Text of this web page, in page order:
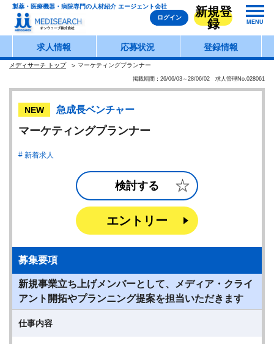
製薬・医療機器・病院専門の人材紹介 エージェント会社
ログイン
新規登
録
MENU
求人情報 応募状況 登録情報
メディサーチ トップ マーケティングプランナー
掲載期間：26/06/03～28/06/02 求人管理No.028061
NEW 急成長ベンチャー
マーケティングプランナー
新着求人
検討する
エントリー
募集要項
新規事業立ち上げメンバーとして、メディア・クライ
アント開拓やプランニング提案を担当いただきます
仕事内容